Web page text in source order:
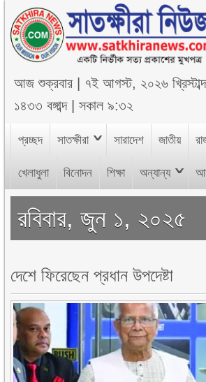
আজশুক্রবার ৭ই আগস্ট, ২০২৬ খ্রিস্টাব্দ
১৪৩৩ বঙ্গাব্দ|সকাল ৯:৩২
প্রচ্ছদ সাতক্ষীরা সারাদেশ জাতীয়
খেলাধুলা বিনোদন শিক্ষা অন্যান্য
রবিবার, জুন ১, ২০২৫
দেশে ফিরেছেন প্রধান উপদেষ্টা